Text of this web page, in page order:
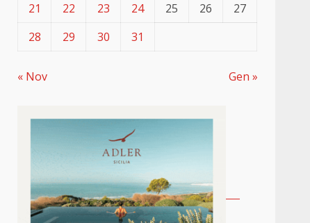
21
22 23 24 25 26
27
28
29 30 31
« Nov Gen »